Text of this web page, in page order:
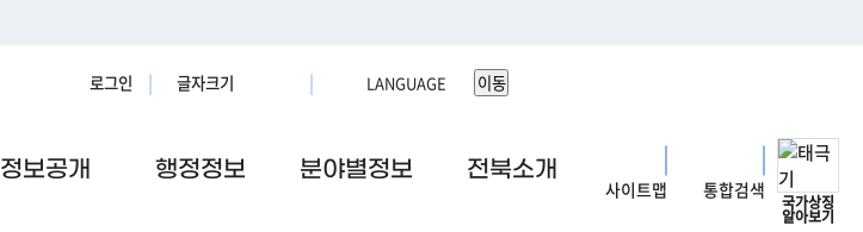
로그인 글자크기 이동
정보공개 행정정보 분야별정보 전북소개
사이트맵 통합검색
국가상징
알아보기